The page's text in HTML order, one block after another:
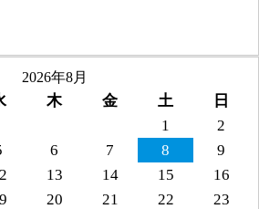
2026年8月
木 金 土
日
1
2
6 7 8
9
13 14 15
16
20 21 22
23